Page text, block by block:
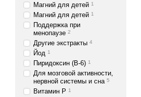
Магний для детей 1
Магний для детей 1
Поддержка при
менопаузе 2
Другие экстракты 4
Йод 1
Пиридоксин (B-6) 1
Для мозговой активности,
нервной системы и сна 5
Витамин P 1